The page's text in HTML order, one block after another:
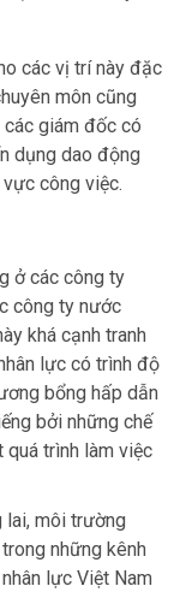
các vị trí này đặc
môn cũng
các giám đốc có
dụng dao động
công việc.
ở các công ty
công ty nước
khá cạnh tranh
lực có trình độ
bổng hấp dẫn
bởi những chế
trình làm việc
lai, môi trường
những kênh
lực Việt Nam